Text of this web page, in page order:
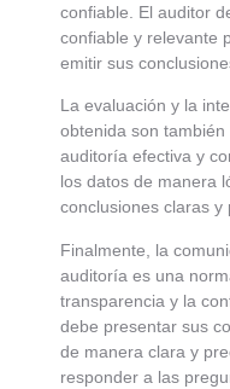
confiable. El auditor
confiable y relevante
emitir sus
La evaluación y la
obtenida son
auditoría efectiva y
los datos de manera
conclusiones claras y
Finalmente, la
auditoría es una
transparencia y la
debe presentar sus
de manera clara y
responder a las